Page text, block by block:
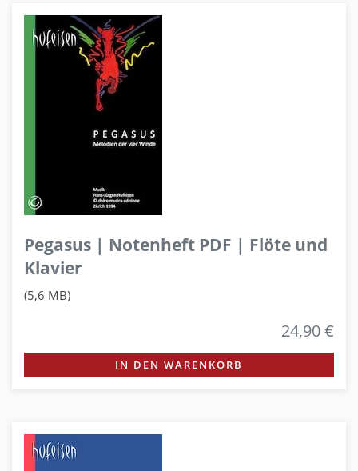
Pegasus | Notenheft PDF | Flöte und
Klavier
(5,6 MB)
24,90 €
IN DEN WARENKORB